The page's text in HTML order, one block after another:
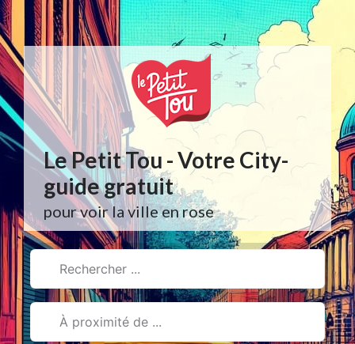
Aller
au
contenu
Le Petit Tou - Votre City-
guide gratuit
pour voir la ville en rose